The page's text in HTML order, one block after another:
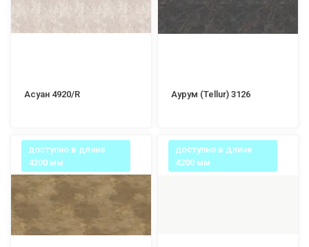
Асуан 4920/R Аурум (Tellur) 3126
доступно в длине
4200 мм
доступно в длине
4200 мм